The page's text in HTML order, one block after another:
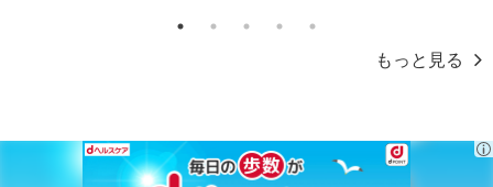
1 2 3 4 5
もっと見る